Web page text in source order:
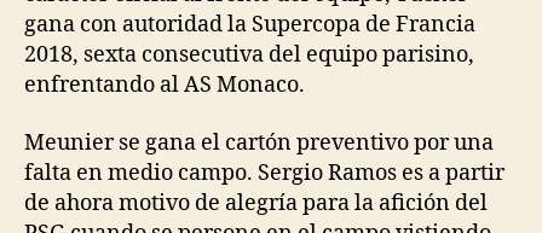
gana con autoridad la Supercopa de Francia
2018, sexta consecutiva del equipo parisino,
enfrentando al AS Monaco.
Meunier se gana el cartón preventivo por una
falta en medio campo. Sergio Ramos es a partir
de ahora motivo de alegría para la afición del